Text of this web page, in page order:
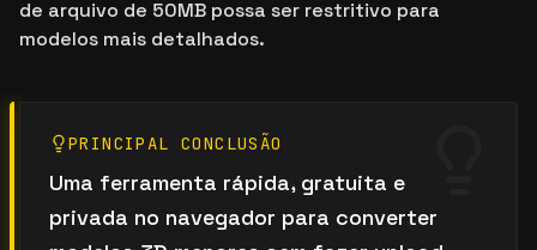
de arquivo de 50MB possa ser restritivo para
modelos mais detalhados.
PRINCIPAL CONCLUSÃO
Uma ferramenta rápida, gratuita e
privada no navegador para converter